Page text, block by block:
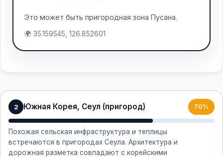
Это может быть пригородная зона Пусана.
🌍 35.159545, 126.852601
2 Южная Корея, Сеул (пригород) 70%
Похожая сельская инфраструктура и теплицы
встречаются в пригородах Сеула. Архитектура и
дорожная разметка совпадают с корейскими